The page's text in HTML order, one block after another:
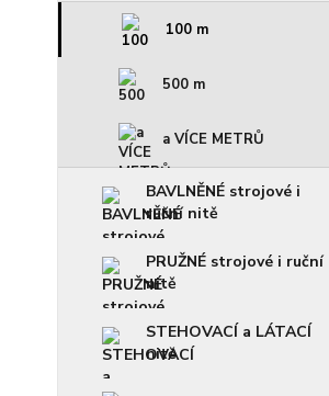
100 m
500 m
a VÍCE METRŮ
BAVLNĚNÉ strojové i
ruční nitě
PRUŽNÉ strojové i ruční
nitě
STEHOVACÍ a LÁTACÍ
nitě